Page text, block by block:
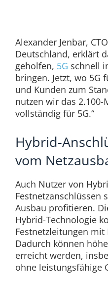
Alexander Jenbar,
Deutschland, erklärt
geholfen, 5G schnell
bringen. Jetzt, wo 5G
und Kunden zum
nutzen wir das 2.100-
vollständig für 5G.“
Hybrid-
vom
Auch Nutzer von
Festnetzanschlüssen
Ausbau profitieren.
Hybrid-Technologie
Festnetzleitungen
Dadurch können
erreicht werden,
ohne leistungsfähige